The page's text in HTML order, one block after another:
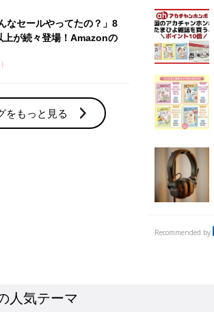
なセールやってたの？」8
上が続々登場！Amazonの
をもっと見る
Recommended by
人気テーマ